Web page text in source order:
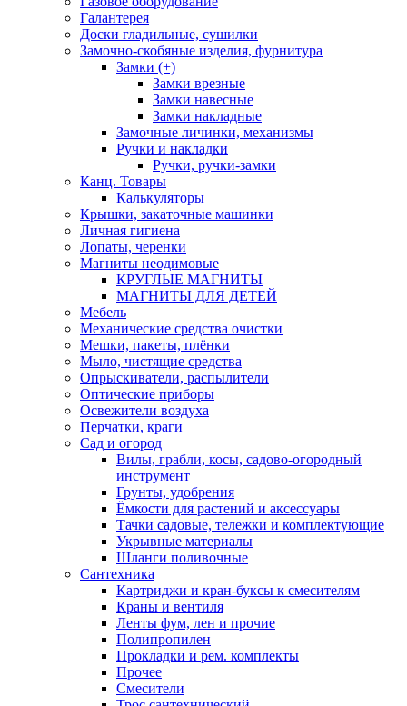
Галантерея
Доски гладильные, сушилки
Замочно-скобяные изделия, фурнитура
Замки (+)
Замки врезные
Замки навесные
Замки накладные
Замочные личинки, механизмы
Ручки и накладки
Ручки, ручки-замки
Канц. Товары
Калькуляторы
Крышки, закаточные машинки
Личная гигиена
Лопаты, черенки
Магниты неодимовые
КРУГЛЫЕ МАГНИТЫ
МАГНИТЫ ДЛЯ ДЕТЕЙ
Мебель
Механические средства очистки
Мешки, пакеты, плёнки
Мыло, чистящие средства
Опрыскиватели, распылители
Оптические приборы
Освежители воздуха
Перчатки, краги
Сад и огород
Вилы, грабли, косы, садово-огородный
инструмент
Грунты, удобрения
Ёмкости для растений и аксессуары
Тачки садовые, тележки и комплектующие
Укрывные материалы
Шланги поливочные
Сантехника
Картриджи и кран-буксы к смесителям
Краны и вентиля
Ленты фум, лен и прочие
Полипропилен
Прокладки и рем. комплекты
Прочее
Смесители